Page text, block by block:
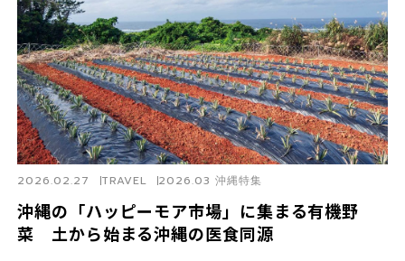
沖縄の「ハッピーモア市場」に集まる有機野
菜 土から始まる沖縄の医食同源
2026.02.27 TRAVEL 2026.03 沖縄特集